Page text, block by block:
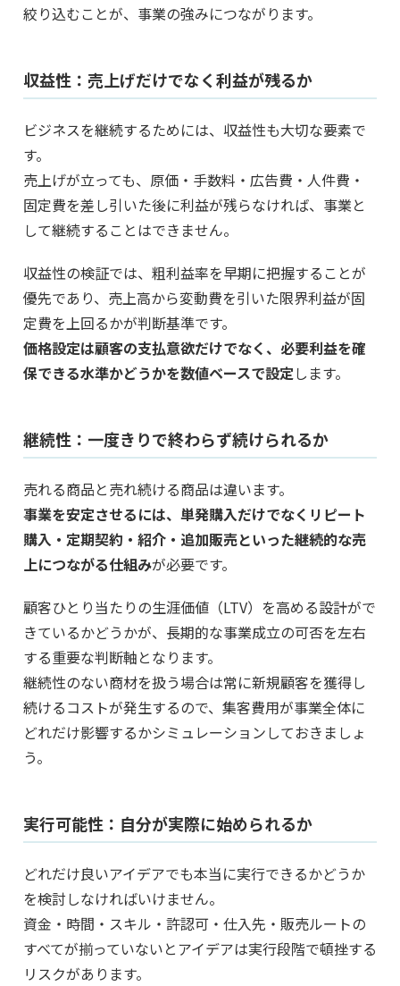
絞り込むことが、事業の強みにつながります。
収益性：売上げだけでなく利益が残るか
ビジネスを継続するためには、収益性も大切な要素で
す。
売上げが立っても、原価・手数料・広告費・人件費・
固定費を差し引いた後に利益が残らなければ、事業と
して継続することはできません。
収益性の検証では、粗利益率を早期に把握することが
優先であり、売上高から変動費を引いた限界利益が固
定費を上回るかが判断基準です。
価格設定は顧客の支払意欲だけでなく、必要利益を確
保できる水準かどうかを数値ベースで設定します。
継続性：一度きりで終わらず続けられるか
売れる商品と売れ続ける商品は違います。
事業を安定させるには、単発購入だけでなくリピート
購入・定期契約・紹介・追加販売といった継続的な売
上につながる仕組みが必要です。
顧客ひとり当たりの生涯価値（LTV）を高める設計がで
きているかどうかが、長期的な事業成立の可否を左右
する重要な判断軸となります。
継続性のない商材を扱う場合は常に新規顧客を獲得し
続けるコストが発生するので、集客費用が事業全体に
どれだけ影響するかシミュレーションしておきましょ
う。
実行可能性：自分が実際に始められるか
どれだけ良いアイデアでも本当に実行できるかどうか
を検討しなければいけません。
資金・時間・スキル・許認可・仕入先・販売ルートの
すべてが揃っていないとアイデアは実行段階で頓挫する
リスクがあります。